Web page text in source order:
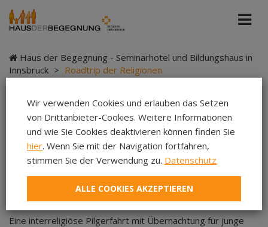
Haus der Begegnung - Seminarhotel und Bildungshaus in
Innsbruck > Roadtrip der Religionen
Roadtrip der
Religionen
Eine interreligiöse Pilgerfahrt mit Übernachtung für junge
Wir verwenden Cookies und erlauben das Setzen
von Drittanbieter-Cookies. Weitere Informationen
und wie Sie Cookies deaktivieren können finden Sie
hier. Wenn Sie mit der Navigation fortfahren,
stimmen Sie der Verwendung zu. Datenschutz
ALLE COOKIES AKZEPTIEREN